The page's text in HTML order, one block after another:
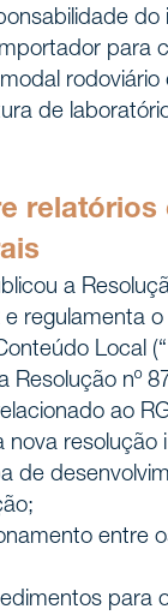
do
para
de
relatórios
a
regulamenta
Local
Resolução nº
ao
resolução
de
entre
para